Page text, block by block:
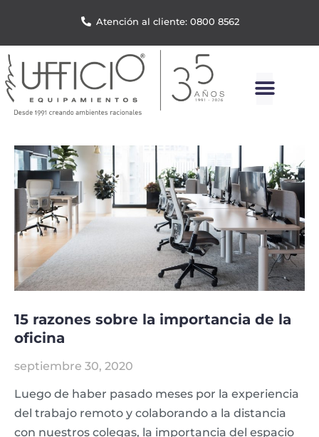
Atención al cliente: 0800 8562
15 razones sobre la importancia de la
oficina
septiembre 30, 2020
Luego de haber pasado meses por la experiencia
del trabajo remoto y colaborando a la distancia
con nuestros colegas, la importancia del espacio